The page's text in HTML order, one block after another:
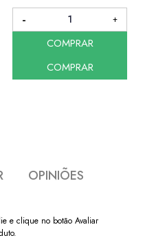
COMPRAR
COMPRAR
OPINIÕES
e clique no botão Avaliar